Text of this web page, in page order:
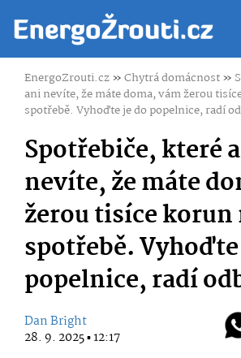
EnergoZrouti.cz»Chytrá domácnost»
ani nevíte, že máte doma, vám žerou
spotřebě. Vyhoďte je do popelnice, radí
Spotřebiče, které
nevíte, že máte
žerou tisíce korun
spotřebě.
popelnice, radí
Dan Bright
28. 9. 2025 ▪ 12:17